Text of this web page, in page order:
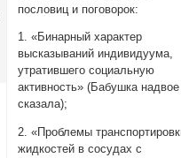
пословиц и поговорок:
1. «Бинарный характер
высказываний индивидуума,
утратившего социальную
активность» (Бабушка надвое
сказала);
2. «Проблемы
жидкостей в сосудах с